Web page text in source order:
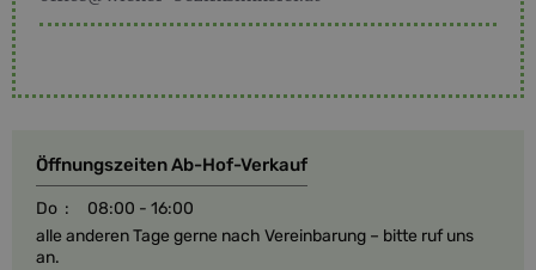
Öffnungszeiten Ab-Hof-Verkauf
Do :
08:00 - 16:00
alle anderen Tage gerne nach Vereinbarung – bitte ruf uns
an.